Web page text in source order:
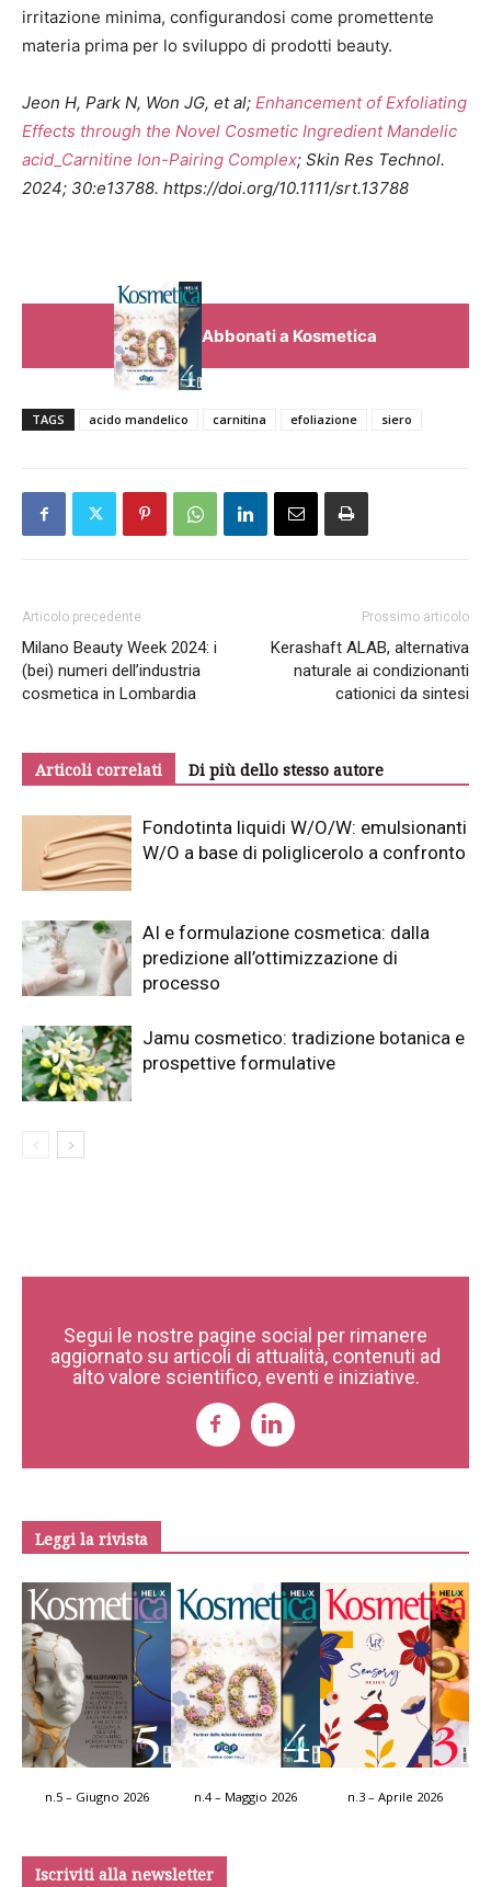
irritazione minima, configurandosi come promettente
materia prima per lo sviluppo di prodotti beauty.
Jeon H, Park N, Won JG, et al; Enhancement of Exfoliating
Effects through the Novel Cosmetic Ingredient Mandelic
acid_Carnitine Ion-Pairing Complex; Skin Res Technol.
2024; 30:e13788. https://doi.org/10.1111/srt.13788
Abbonati a Kosmetica
TAGS acido mandelico carnitina efoliazione siero
Articolo precedente
Milano Beauty Week 2024: i
(bei) numeri dell’industria
cosmetica in Lombardia
Prossimo articolo
Kerashaft ALAB, alternativa
naturale ai condizionanti
cationici da sintesi
Articoli correlati Di più dello stesso autore
Fondotinta liquidi W/O/W: emulsionanti
W/O a base di poliglicerolo a confronto
AI e formulazione cosmetica: dalla
predizione all’ottimizzazione di
processo
Jamu cosmetico: tradizione botanica e
prospettive formulative
Segui le nostre pagine social per rimanere
aggiornato su articoli di attualità, contenuti ad
alto valore scientifico, eventi e iniziative.
Leggi la rivista
n.5 – Giugno 2026 n.4 – Maggio 2026 n.3 – Aprile 2026
Iscriviti alla newsletter